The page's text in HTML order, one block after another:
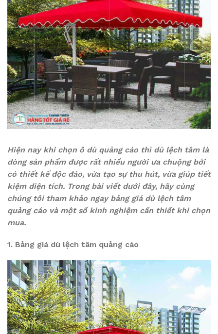
Hiện nay khi chọn ô dù quảng cáo thì dù lệch tâm là
dòng sản phẩm được rất nhiều người ưa chuộng bởi
có thiết kế độc đáo, vừa tạo sự thu hút, vừa giúp tiết
kiệm diện tích. Trong bài viết dưới đây, hãy cùng
chúng tôi tham khảo ngay bảng giá dù lệch tâm
quảng cáo và một số kinh nghiệm cần thiết khi chọn
mua.
1. Bảng giá dù lệch tâm quảng cáo